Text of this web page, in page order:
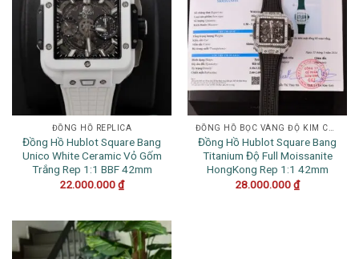
ĐỒNG HỒ REPLICA
Đồng Hồ Hublot Square Bang
Unico White Ceramic Vỏ Gốm
Trắng Rep 1:1 BBF 42mm
22.000.000₫
ĐỒNG HỒ BỌC VÀNG ĐỘ KIM CƯƠNG
Đồng Hồ Hublot Square Bang
Titanium Độ Full Moissanite
HongKong Rep 1:1 42mm
28.000.000₫